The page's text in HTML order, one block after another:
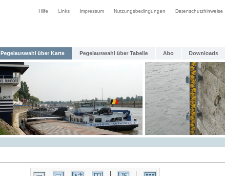
Hilfe Links Impressum Nutzungsbedingungen Datenschutzhinweise
Pegelauswahl über Karte Pegelauswahl über Tabelle Abo Downloads